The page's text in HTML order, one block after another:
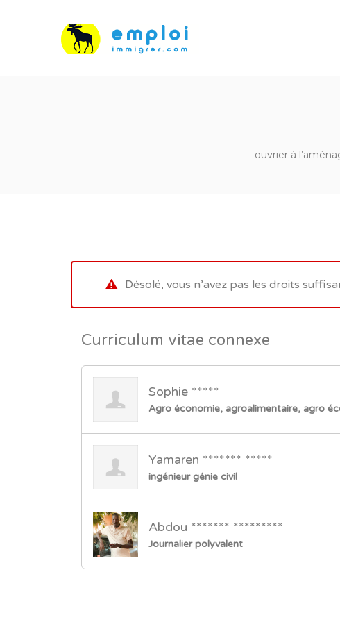
ouvrier à
Désolé, vous n’avez pas les droits
Curriculum vitae connexe
Sophie *****
Agro économie, agroalimentaire, agro
Yamaren ******* *****
ingénieur génie civil
Abdou ******* *********
Journalier polyvalent